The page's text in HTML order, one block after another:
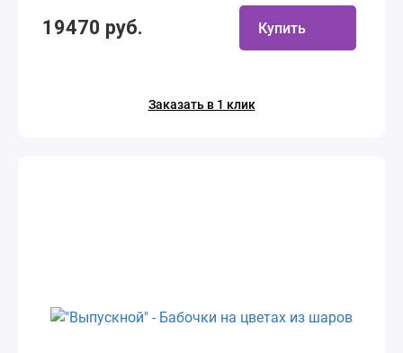
19470 руб. Купить
Заказать в 1 клик